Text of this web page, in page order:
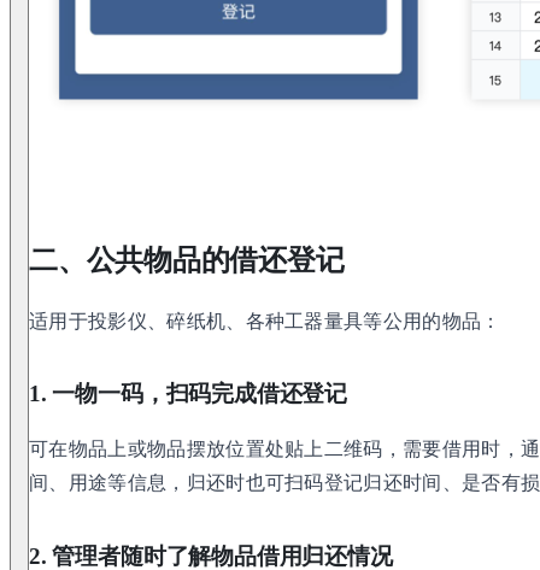
二、公共物品的借还登记
适用于投影仪、碎纸机、各种工器量具等公用的物品：
1. 一物一码，扫码完成借还登记
可在物品上或物品摆放位置处贴上二维码，需要借用时，
间、用途等信息，归还时也可扫码登记归还时间、是否有
2. 管理者随时了解物品借用归还情况